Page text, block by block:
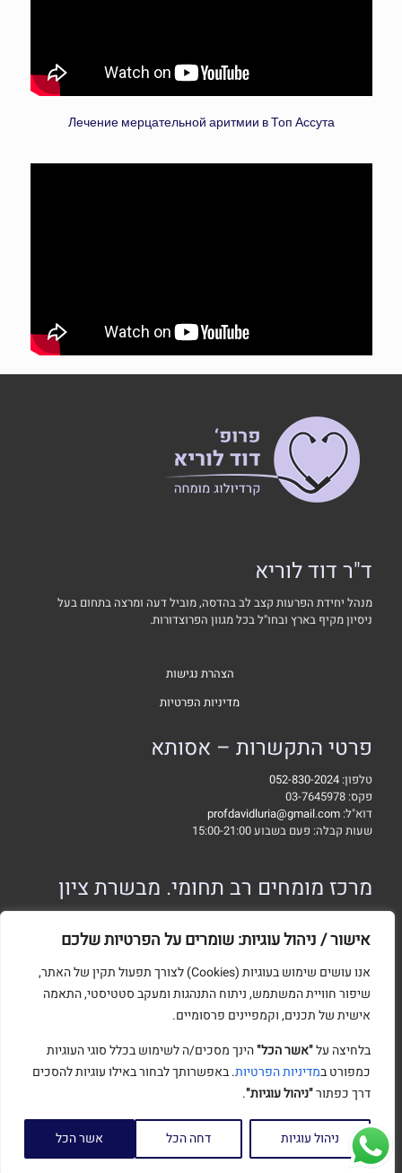
אישור / ניהול עוגיות: שומרים על הפרטיות שלכם
אנו עושים שימוש בעוגיות (Cookies) לצורך תפעול תקין של האתר,
שיפור חוויית המשתמש, ניתוח התנהגות ומעקב סטטיסטי, התאמה
אישית של תכנים, וקמפיינים פרסומיים.
בלחיצה על"אשר הכל"הינך מסכים/ה לשימוש בכלל סוגי העוגיות
כמפורט במדיניות הפרטיות. באפשרותך לבחור באילו עוגיות להסכים
דרך כפתור"ניהול עוגיות".
ניהול עוגיות דחה הכל אשר הכל
Лечение мерцательной аритмии в Топ Ассута
ד"ר דוד לוריא
מנהל יחידת הפרעות קצב לב בהדסה, מוביל דעה ומרצה בתחום בעל
ניסיון מקיף בארץ ובחו"ל בכל מגוון הפרוצדורות.
הצהרת נגישות
מדיניות הפרטיות
פרטי התקשרות – אסותא
טלפון:052-830-2024
פקס: 03-7645978
דוא"ל:profdavidluria@gmail.com
שעות קבלה: פעם בשבוע 15:00-21:00
מרכז מומחים רב תחומי. מבשרת ציון
פקס: 03-7645978
שעות קבלה: פעם בשבוע 15:00-21:00
קידום אתרים -